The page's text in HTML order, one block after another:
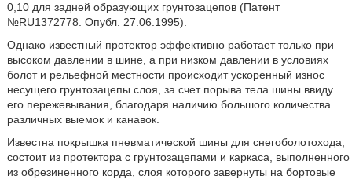
0,10 для задней образующих грунтозацепов (Патент
№RU1372778. Опубл. 27.06.1995).
Однако известный протектор эффективно работает только при
высоком давлении в шине, а при низком давлении в условиях
болот и рельефной местности происходит ускоренный износ
несущего грунтозацепы слоя, за счет порыва тела шины ввиду
его пережевывания, благодаря наличию большого количества
различных выемок и канавок.
Известна покрышка пневматической шины для снегоболотохода,
состоит из протектора с грунтозацепами и каркаса, выполненного
из обрезиненного корда, слоя которого завернуты на бортовые